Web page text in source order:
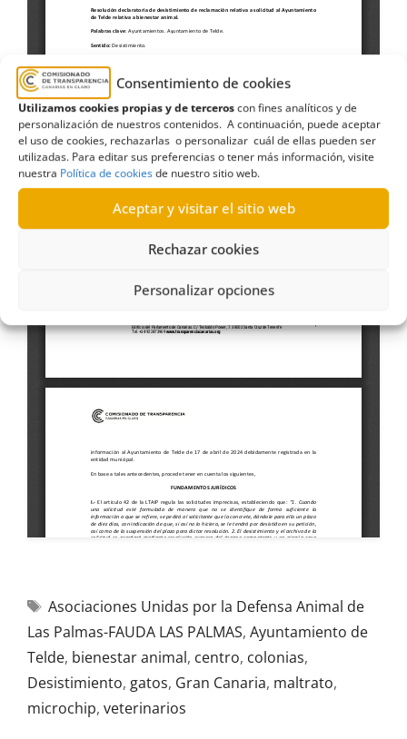
Consentimiento de cookies
Utilizamos cookies propias y de terceroscon fines analíticos y de
personalización de nuestros contenidos. A continuación, puede aceptar
el uso de cookies, rechazarlas o personalizar cuál de ellas pueden ser
utilizadas. Para editar sus preferencias o tener más información, visite
nuestra Política de cookiesde nuestro sitio web.
Aceptar y visitar el sitio web
Rechazar cookies
Personalizar opciones
Asociaciones Unidas por la Defensa Animal de
Las Palmas-FAUDA LAS PALMAS, Ayuntamiento de
Telde, bienestar animal, centro, colonias,
Desistimiento, gatos, Gran Canaria, maltrato,
microchip, veterinarios